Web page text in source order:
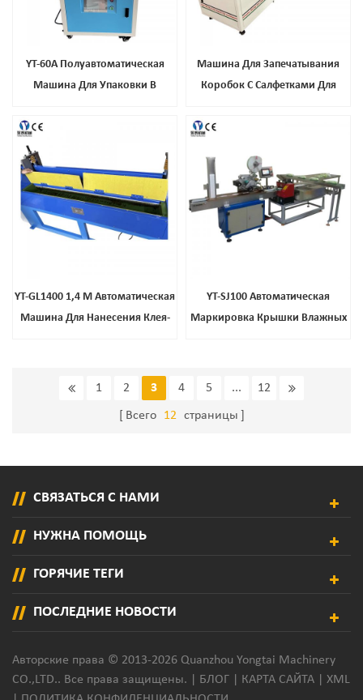
YT-60A Полуавтоматическая
Машина Для Упаковки В
Запечатывания Клея-Расплава
Для Печенья, Парфюмерного
Мыла
Машина Для Запечатывания
Коробок С Салфетками Для
YT-GL1400 1,4 М Автоматическая
Машина Для Нанесения Клея-
YT-SJ100 Автоматическая
Маркировка Крышки Влажных
1 2 3 4 5 ... 12
Всего 12 страницы
СВЯЗАТЬСЯ С НАМИ
НУЖНА ПОМОЩЬ
ГОРЯЧИЕ ТЕГИ
ПОСЛЕДНИЕ НОВОСТИ
Авторские права © 2013-2026 Quanzhou Yongtai Machinery
CO.,LTD.. Все права защищены. | БЛОГ КАРТА САЙТА
XML